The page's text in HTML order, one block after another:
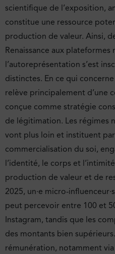
scientifique de l’exposition,
constitue une ressource
production de valeur. Ainsi,
Renaissance aux plateformes
l’autoreprésentation s’est
distinctes. En ce qui
relève principalement d’une
conçue comme stratégie
de légitimation. Les régimes
vont plus loin et instituent
commercialisation du soi,
l’identité, le corps et
production de valeur et de
2025, un·e micro-
peut percevoir entre 100 et
Instagram, tandis que les
des montants bien
rémunération, notamment